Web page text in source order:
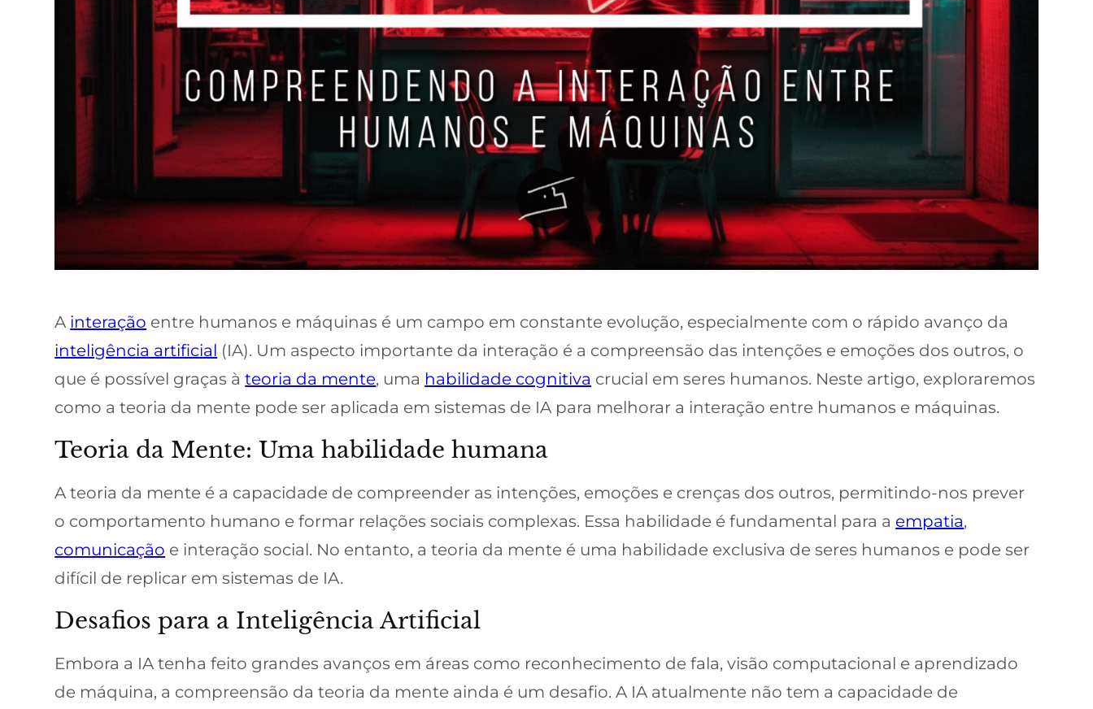
A interação entre humanos e máquinas é um campo em constante evolução, especialmente com o rápido avanço da
inteligência artificial (IA). Um aspecto importante da interação é a compreensão das intenções e emoções dos outros, o
que é possível graças àteoria da mente, uma habilidade cognitiva crucial em seres humanos. Neste artigo, exploraremos
como a teoria da mente pode ser aplicada em sistemas de IA para melhorar a interação entre humanos e máquinas.
Teoria da Mente: Uma habilidade humana
A teoria da mente é a capacidade de compreender as intenções, emoções e crenças dos outros, permitindo-nos prever
o comportamento humano e formar relações sociais complexas. Essa habilidade é fundamental para a empatia,
comunicação e interação social. No entanto, a teoria da mente é uma habilidade exclusiva de seres humanos e pode ser
difícil de replicar em sistemas de IA.
Desafios para a Inteligência Artificial
Embora a IA tenha feito grandes avanços em áreas como reconhecimento de fala, visão computacional e aprendizado
de máquina, a compreensão da teoria da mente ainda é um desafio. A IA atualmente não tem a capacidade de